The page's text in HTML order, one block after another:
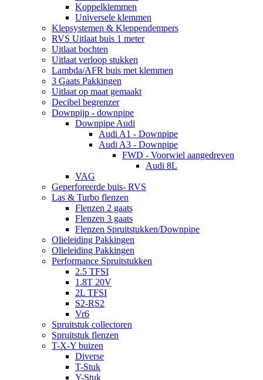
Koppelklemmen
Universele klemmen
Klepsystemen & Kleppendempers
RVS Uitlaat buis 1 meter
Uitlaat bochten
Uitlaat verloop stukken
Lambda/AFR buis met klemmen
3 Gaats Pakkingen
Uitlaat op maat gemaakt
Decibel begrenzer
Downpijp - downpipe
Downpipe Audi
Audi A1 - Downpipe
Audi A3 - Downpipe
FWD - Voorwiel aangedreven
Audi 8L
VAG
Geperforeerde buis- RVS
Las & Turbo flenzen
Flenzen 2 gaats
Flenzen 3 gaats
Flenzen Spruitstukken/Downpipe
Olieleiding Pakkingen
Olieleiding Pakkingen
Performance Spruitstukken
2.5 TFSI
1.8T 20V
2L TFSI
S2-RS2
Vr6
Spruitstuk collectoren
Spruitstuk flenzen
T-X-Y buizen
Diverse
T-Stuk
Y-Stuk